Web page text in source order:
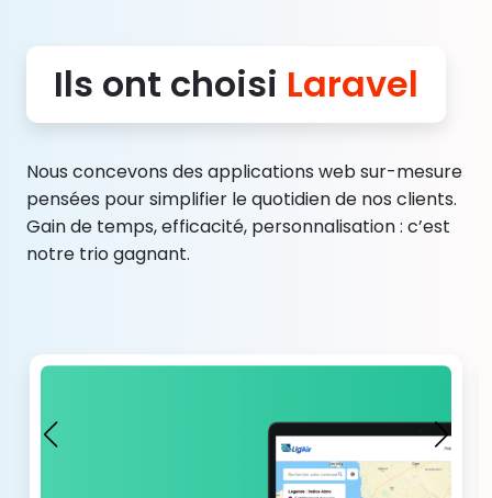
Ils ont choisi Laravel
Nous concevons des applications web sur-mesure
pensées pour simplifier le quotidien de nos clients.
Gain de temps, efficacité, personnalisation : c’est
notre trio gagnant.